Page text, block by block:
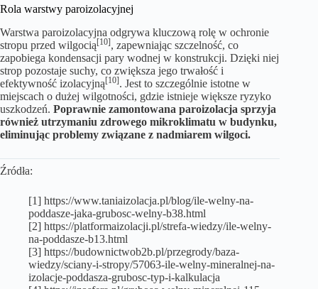
Rola warstwy paroizolacyjnej
Warstwa paroizolacyjna odgrywa kluczową rolę w ochronie
stropu przed wilgocią[10], zapewniając szczelność, co
zapobiega kondensacji pary wodnej w konstrukcji. Dzięki niej
strop pozostaje suchy, co zwiększa jego trwałość i
efektywność izolacyjną[10]. Jest to szczególnie istotne w
miejscach o dużej wilgotności, gdzie istnieje większe ryzyko
uszkodzeń. Poprawnie zamontowana paroizolacja sprzyja
również utrzymaniu zdrowego mikroklimatu w budynku,
eliminując problemy związane z nadmiarem wilgoci.
Źródła:
[1] https://www.taniaizolacja.pl/blog/ile-welny-na-
poddasze-jaka-grubosc-welny-b38.html
[2] https://platformaizolacji.pl/strefa-wiedzy/ile-welny-
na-poddasze-b13.html
[3] https://budownictwob2b.pl/przegrody/baza-
wiedzy/sciany-i-stropy/57063-ile-welny-mineralnej-na-
izolacje-poddasza-grubosc-typ-i-kalkulacja